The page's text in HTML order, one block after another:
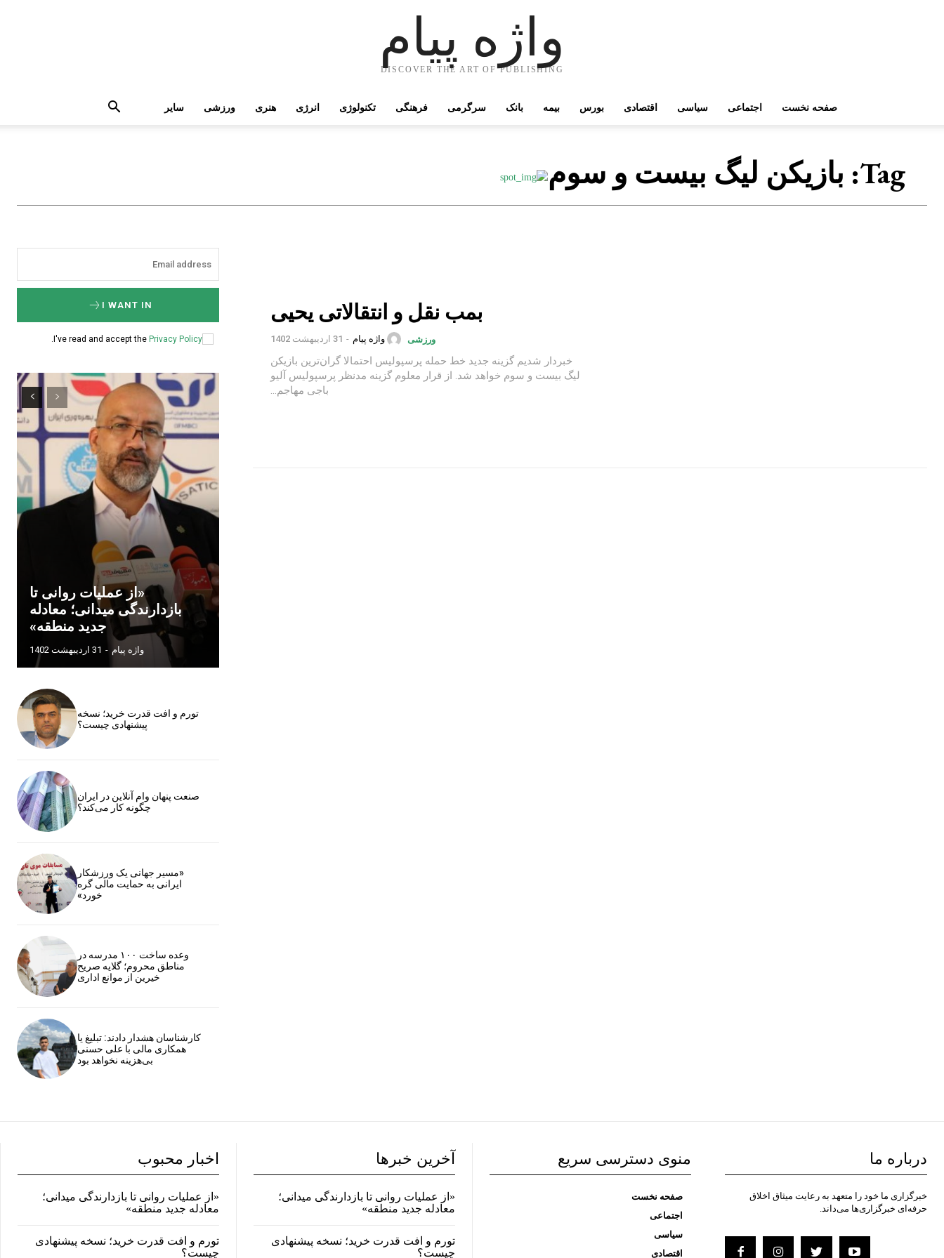
واژه پیام
DISCOVER THE ART OF PUBLISHING
صفحه نخست اجتماعی سیاسی اقتصادی بورس بیمه بانک سرگرمی فرهنگی تکنولوژی انرژی هنری ورزشی سایر
Tag: بازیکن لیگ بیست و سوم
بمب نقل و انتقالاتی یحیی
ورزشی واژه پیام - 31 اردیبهشت 1402
خبردار شدیم گزینه جدید خط حمله پرسپولیس احتمالا گران‌ترین بازیکن
لیگ بیست و سوم خواهد شد. از قرار معلوم گزینه مدنظر پرسپولیس آلیو
باجی مهاجم...
I WANT IN
I've read and accept the Privacy Policy
«از عملیات روانی تا
بازدارندگی میدانی؛ معادله
جدید منطقه»
واژه پیام - 31 اردیبهشت 1402
تورم و افت قدرت خرید؛ نسخه
پیشنهادی چیست؟
صنعت پنهان وام آنلاین در ایران
چگونه کار می‌کند؟
«مسیر جهانی یک ورزشکار
ایرانی به حمایت مالی گره
خورد»
وعده ساخت ۱۰۰ مدرسه در
مناطق محروم؛ گلایه صریح
خیرین از موانع اداری
کارشناسان هشدار دادند: تبلیغ یا
همکاری مالی با علی حسنی
بی‌هزینه نخواهد بود
درباره ما
خبرگزاری ما خود را متعهد به رعایت میثاق اخلاق
حرفه‌ای خبرگزاری‌ها می‌داند.
منوی دسترسی سریع
صفحه نخست
اجتماعی
سیاسی
اقتصادی
آخرین خبرها
«از عملیات روانی تا بازدارندگی میدانی؛
معادله جدید منطقه»
تورم و افت قدرت خرید؛ نسخه پیشنهادی
چیست؟
اخبار محبوب
«از عملیات روانی تا بازدارندگی میدانی؛
معادله جدید منطقه»
تورم و افت قدرت خرید؛ نسخه پیشنهادی
چیست؟